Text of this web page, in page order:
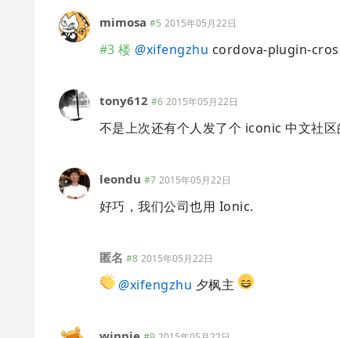
mimosa #5 2015年05月22日
#3 楼 @xifengzhu cordova-plugin-
tony612 #6 2015年05月22日
不是上次还有个人发了个 iconic 中文社区
leondu #7 2015年05月22日
好巧，我们公司也用 Ionic.
匿名 #8 2015年05月22日
@xifengzhu 夕枫主